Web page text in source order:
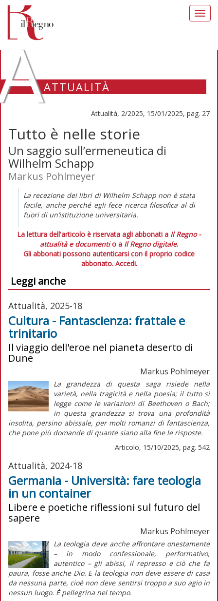
ATTUALITÀ
Attualità, 2/2025, 15/01/2025, pag. 27
Tutto è nelle storie
Un saggio sull’ermeneutica di
Wilhelm Schapp
Markus Pohlmeyer
La recezione dei libri di Wilhelm Schapp non è stata
facile, anche perché egli fece ricerca filosofica al di
fuori di un’istituzione universitaria.
La lettura dell'articolo è riservata agli abbonati a Il Regno -
attualità e documentio a Il Regno digitale.
Gli abbonati possono autenticarsi con il proprio codice
abbonato. Accedi.
Leggi anche
Attualità, 2025-18
Cultura - Fantascienza: frattale e
trinitario
Il viaggio dell'eroe nel pianeta deserto di
Dune
Markus Pohlmeyer
La grandezza di questa saga risiede nella
varietà, nella tragicità e nella poesia; il tutto si
legge come le variazioni di Beethoven o Bach;
in questa grandezza si trova una profondità
insolita, persino abissale, per molti romanzi di fantascienza,
che pone più domande di quante siano alla fine le risposte.
Articolo, 15/10/2025, pag. 542
Attualità, 2024-18
Germania - Università: fare teologia
in un container
Libere e poetiche riflessioni sul futuro del
sapere
Markus Pohlmeyer
La teologia deve anche affrontare onestamente
– in modo confessionale, performativo,
autentico – gli abissi, il represso e ciò che fa
paura, fosse anche Dio. E la teologia non deve essere di casa
da nessuna parte, cioè non deve sentirsi troppo a suo agio in
nessun luogo. È pellegrina nel tempo.